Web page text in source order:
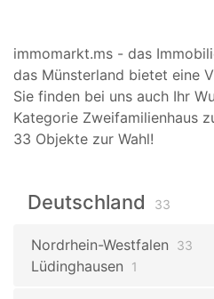
immomarkt.ms - das
das Münsterland bietet eine
Sie finden bei uns auch Ihr
Kategorie Zweifamilienhaus
33 Objekte zur Wahl!
Deutschland 33
Nordrhein-Westfalen 33
Lüdinghausen 1